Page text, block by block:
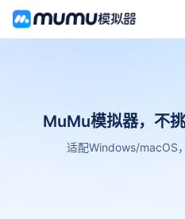
MuMu模拟器，不
适配Windows/macOS